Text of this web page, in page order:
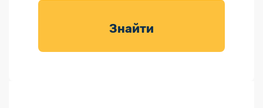
товарів для
Знайти